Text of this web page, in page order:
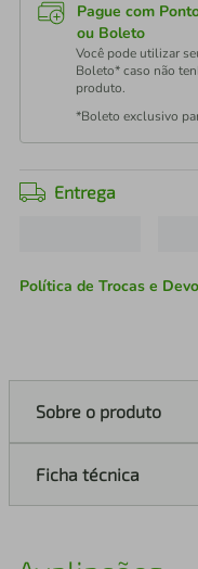
Pague com
ou Boleto
Você pode utilizar
Boleto* caso não
produto.
*Boleto exclusivo
Entrega
Política de Trocas e
Sobre o produto
Ficha técnica